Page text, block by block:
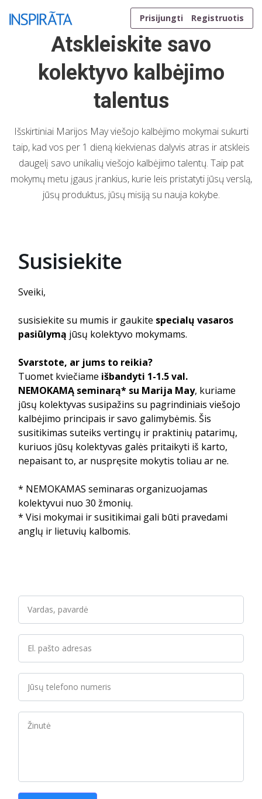
Prisijungti
Registruotis
[rev_slider alias=”slider-2-1″ slidertitle=”Slider 3″][/rev_slider]
Atskleiskite savo
kolektyvo kalbėjimo
talentus
Išskirtiniai Marijos May viešojo kalbėjimo mokymai sukurti
taip, kad vos per 1 dieną kiekvienas dalyvis atras ir atskleis
daugelį savo unikalių viešojo kalbėjimo talentų. Taip pat
mokymų metu įgaus įrankius, kurie leis pristatyti jūsų verslą,
jūsų produktus, jūsų misiją su nauja kokybe.
Susisiekite
Sveiki,
susisiekite su mumis ir gaukite specialų vasaros
pasiūlymą jūsų kolektyvo mokymams.
Svarstote, ar jums to reikia?
Tuomet kviečiame išbandyti 1-1.5 val.
NEMOKAMĄ seminarą* su Marija May, kuriame
jūsų kolektyvas susipažins su pagrindiniais viešojo
kalbėjimo principais ir savo galimybėmis. Šis
susitikimas suteiks vertingų ir praktinių patarimų,
kuriuos jūsų kolektyvas galės pritaikyti iš karto,
nepaisant to, ar nuspręsite mokytis toliau ar ne.
* NEMOKAMAS seminaras organizuojamas
kolektyvui nuo 30 žmonių.
* Visi mokymai ir susitikimai gali būti pravedami
anglų ir lietuvių kalbomis.